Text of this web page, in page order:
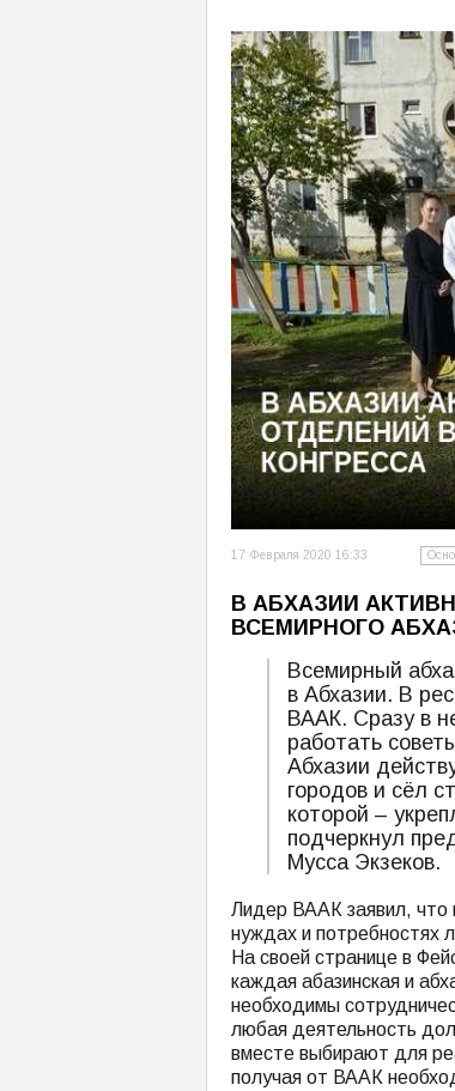
17 Февраля 2020 16:33
В АБХАЗИИ
ВСЕМИРНОГО
Всемирный
в Абхазии. В
ВААК. Сразу в
работать
Абхазии
городов и сёл
которой –
подчеркнул
Мусса Экзеков.
Лидер ВААК заявил, что
нуждах и потребностях
На своей странице в
каждая абазинская и
необходимы
любая деятельность
вместе выбирают для
получая от ВААК